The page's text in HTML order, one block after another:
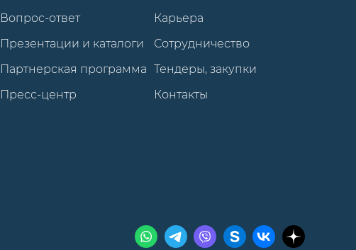
Вопрос-ответ
Презентации и каталоги
Партнерская программа
Пресс-центр
Карьера
Сотрудничество
Тендеры, закупки
Контакты